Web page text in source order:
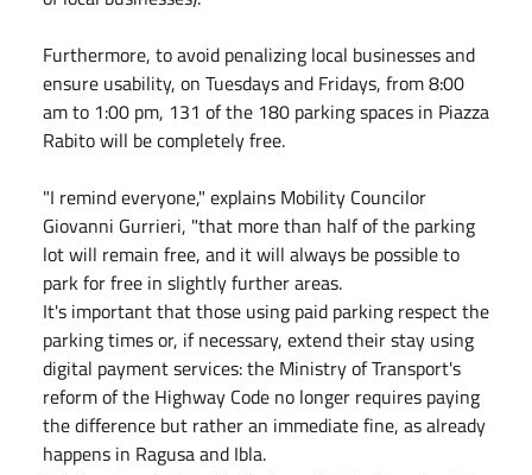
Furthermore, to avoid penalizing local businesses and
ensure usability, on Tuesdays and Fridays, from 8:00
am to 1:00 pm, 131 of the 180 parking spaces in Piazza
Rabito will be completely free.
"I remind everyone," explains Mobility Councilor
Giovanni Gurrieri, "that more than half of the parking
lot will remain free, and it will always be possible to
park for free in slightly further areas.
It's important that those using paid parking respect the
parking times or, if necessary, extend their stay using
digital payment services: the Ministry of Transport's
reform of the Highway Code no longer requires paying
the difference but rather an immediate fine, as already
happens in Ragusa and Ibla.